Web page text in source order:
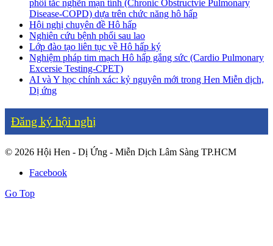
phổi tắc nghẽn mạn tính (Chronic Obstructvie Pulmonary
Disease-COPD) dựa trên chức năng hô hấp
Hội nghị chuyên đề Hô hấp
Nghiên cứu bệnh phổi sau lao
Lớp đào tạo liên tục về Hô hấp ký
Nghiệm pháp tim mạch Hô hấp gắng sức (Cardio Pulmonary
Excersie Testing-CPET)
AI và Y học chính xác: kỷ nguyên mới trong Hen Miễn dịch,
Dị ứng
Đăng ký hội nghị
© 2026 Hội Hen - Dị Ứng - Miễn Dịch Lâm Sàng TP.HCM
Facebook
Go Top